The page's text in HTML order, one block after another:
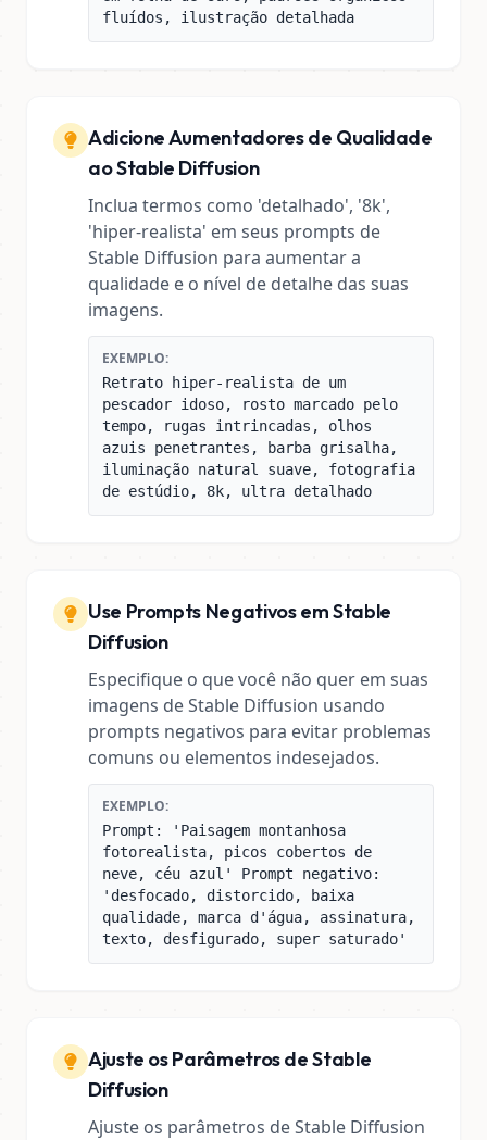
fluídos, ilustração detalhada
Adicione Aumentadores de Qualidade
ao Stable Diffusion
Inclua termos como 'detalhado', '8k',
'hiper-realista' em seus prompts de
Stable Diffusion para aumentar a
qualidade e o nível de detalhe das suas
imagens.
EXEMPLO:
Retrato hiper-realista de um
pescador idoso, rosto marcado pelo
tempo, rugas intrincadas, olhos
azuis penetrantes, barba grisalha,
iluminação natural suave, fotografia
de estúdio, 8k, ultra detalhado
Use Prompts Negativos em Stable
Diffusion
Especifique o que você não quer em suas
imagens de Stable Diffusion usando
prompts negativos para evitar problemas
comuns ou elementos indesejados.
EXEMPLO:
Prompt: 'Paisagem montanhosa
fotorealista, picos cobertos de
neve, céu azul' Prompt negativo:
'desfocado, distorcido, baixa
qualidade, marca d'água, assinatura,
texto, desfigurado, super saturado'
Ajuste os Parâmetros de Stable
Diffusion
Ajuste os parâmetros de Stable Diffusion